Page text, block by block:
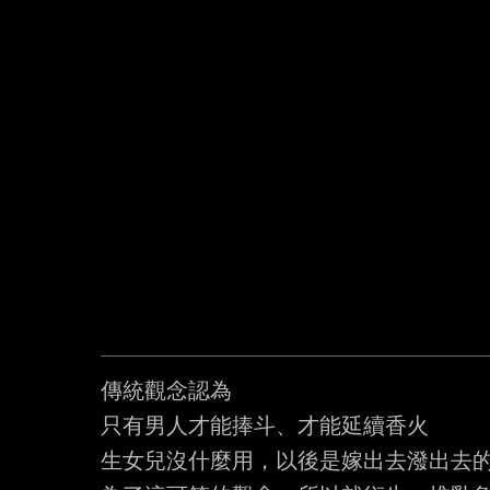
傳統觀念認為
只有男人才能捧斗、才能延續香火
生女兒沒什麼用，以後是嫁出去潑出去